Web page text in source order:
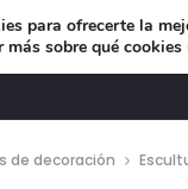
MUEBLES DE DISEÑO
de decoración
para ofrecerte la
más sobre qué